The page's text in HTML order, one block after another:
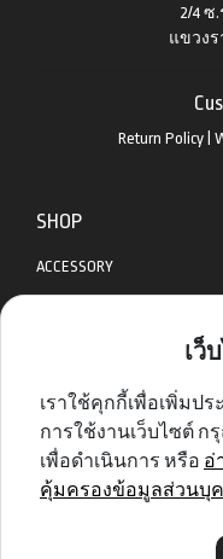
เว็
เราใช้คุกกี้เพื่อเพิ่มป
การใช้งานเว็บไซต์ ก
เพื่อดำเนินการ หรือ อ่
คุ้มครองข้อมูลส่วนบุ
2/4 ซ
แขวงร
Return Policy|
SHOP
ACCESSORY
DIABLO BIKE
GET SPECIAL DEAL &